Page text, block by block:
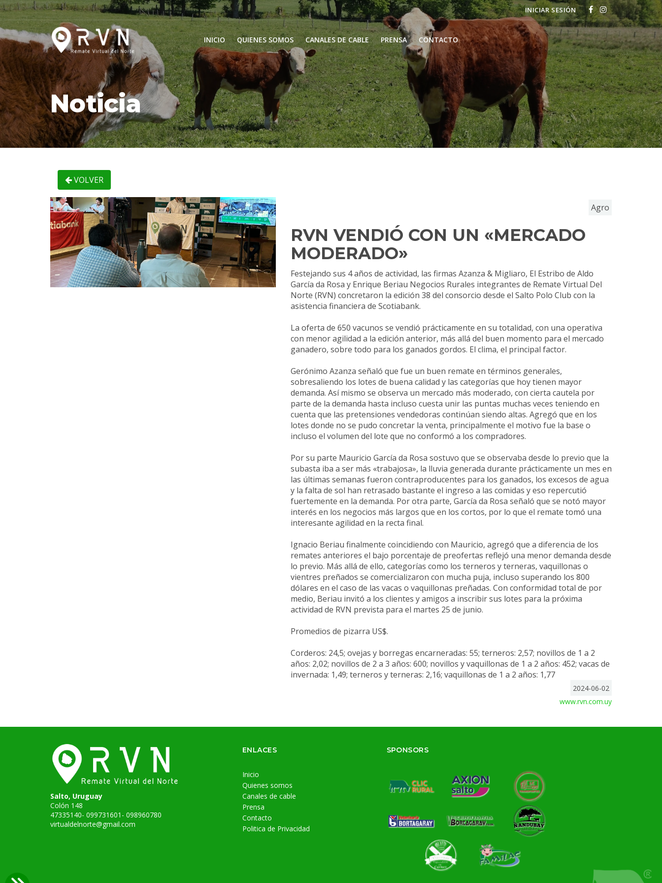
INICIAR SESIÓN
INICIO QUIENES SOMOS CANALES DE CABLE PRENSA CONTACTO
Noticia
VOLVER
Agro
RVN VENDIÓ CON UN «MERCADO
MODERADO»
Festejando sus 4 años de actividad, las firmas Azanza & Migliaro, El Estribo de Aldo
García da Rosa y Enrique Beriau Negocios Rurales integrantes de Remate Virtual Del
Norte (RVN) concretaron la edición 38 del consorcio desde el Salto Polo Club con la
asistencia financiera de Scotiabank.
La oferta de 650 vacunos se vendió prácticamente en su totalidad, con una operativa
con menor agilidad a la edición anterior, más allá del buen momento para el mercado
ganadero, sobre todo para los ganados gordos. El clima, el principal factor.
Gerónimo Azanza señaló que fue un buen remate en términos generales,
sobresaliendo los lotes de buena calidad y las categorías que hoy tienen mayor
demanda. Así mismo se observa un mercado más moderado, con cierta cautela por
parte de la demanda hasta incluso cuesta unir las puntas muchas veces teniendo en
cuenta que las pretensiones vendedoras continúan siendo altas. Agregó que en los
lotes donde no se pudo concretar la venta, principalmente el motivo fue la base o
incluso el volumen del lote que no conformó a los compradores.
Por su parte Mauricio García da Rosa sostuvo que se observaba desde lo previo que la
subasta iba a ser más «trabajosa», la lluvia generada durante prácticamente un mes en
las últimas semanas fueron contraproducentes para los ganados, los excesos de agua
y la falta de sol han retrasado bastante el ingreso a las comidas y eso repercutió
fuertemente en la demanda. Por otra parte, García da Rosa señaló que se notó mayor
interés en los negocios más largos que en los cortos, por lo que el remate tomó una
interesante agilidad en la recta final.
Ignacio Beriau finalmente coincidiendo con Mauricio, agregó que a diferencia de los
remates anteriores el bajo porcentaje de preofertas reflejó una menor demanda desde
lo previo. Más allá de ello, categorías como los terneros y terneras, vaquillonas o
vientres preñados se comercializaron con mucha puja, incluso superando los 800
dólares en el caso de las vacas o vaquillonas preñadas. Con conformidad total de por
medio, Beriau invitó a los clientes y amigos a inscribir sus lotes para la próxima
actividad de RVN prevista para el martes 25 de junio.
Promedios de pizarra US$.
Corderos: 24,5; ovejas y borregas encarneradas: 55; terneros: 2,57; novillos de 1 a 2
años: 2,02; novillos de 2 a 3 años: 600; novillos y vaquillonas de 1 a 2 años: 452; vacas de
invernada: 1,49; terneros y terneras: 2,16; vaquillonas de 1 a 2 años: 1,77
2024-06-02
www.rvn.com.uy
Salto, Uruguay
Colón 148
47335140- 099731601- 098960780
virtualdelnorte@gmail.com
ENLACES
Inicio
Quienes somos
Canales de cable
Prensa
Contacto
Politica de Privacidad
SPONSORS